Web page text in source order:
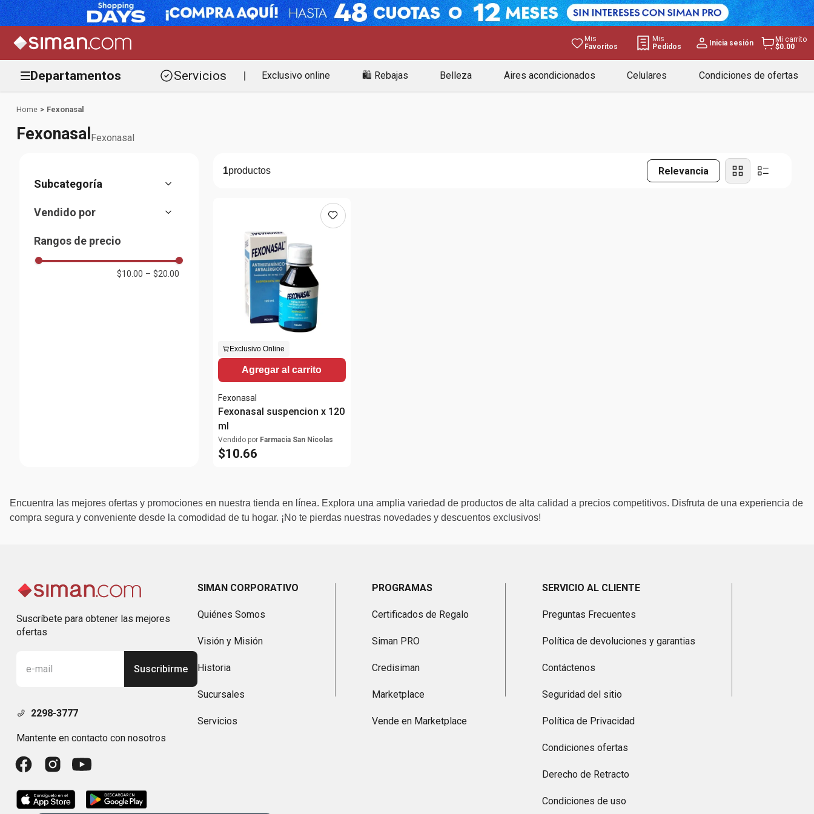
Mis
Favoritos
Mis
Pedidos
Inicia sesión
Mi carrito
$0.00
Departamentos Servicios Exclusivo online 🛍️ Rebajas Belleza Aires acondicionados Celulares Condiciones de ofertas
Fexonasal
Fexonasal Fexonasal
Alergia
Vendido por
Marketplace
Rangos de precio
$10.00 – $20.00
1 Relevancia
Exclusivo Online
Agregar al carrito
Fexonasal
Fexonasal suspencion x 120
ml
Vendido por Farmacia San Nicolas
$10.66
Encuentra las mejores ofertas y promociones en nuestra tienda en línea. Explora una amplia variedad de productos de alta calidad a precios competitivos. Disfruta de una experiencia de
compra segura y conveniente desde la comodidad de tu hogar. ¡No te pierdas nuestras novedades y descuentos exclusivos!
Suscríbete para obtener las mejores
ofertas
Suscribirme
2298-3777
Mantente en contacto con nosotros
SIMAN CORPORATIVO
Quiénes Somos
Visión y Misión
Historia
Sucursales
Servicios
PROGRAMAS
Certificados de Regalo
Siman PRO
Credisiman
Marketplace
Vende en Marketplace
SERVICIO AL CLIENTE
Preguntas Frecuentes
Política de devoluciones y garantias
Contáctenos
Seguridad del sitio
Política de Privacidad
Condiciones ofertas
Derecho de Retracto
Condiciones de uso